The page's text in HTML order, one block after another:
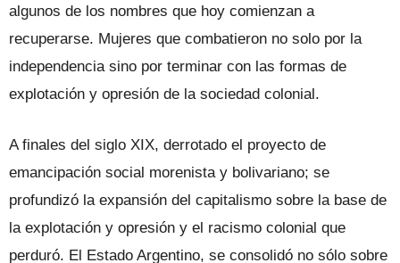
algunos de los nombres que hoy comienzan a
recuperarse. Mujeres que combatieron no solo por la
independencia sino por terminar con las formas de
explotación y opresión de la sociedad colonial.
A finales del siglo XIX, derrotado el proyecto de
emancipación social morenista y bolivariano; se
profundizó la expansión del capitalismo sobre la base de
la explotación y opresión y el racismo colonial que
perduró. El Estado Argentino, se consolidó no sólo sobre